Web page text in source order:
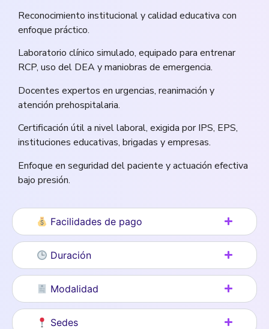
Reconocimiento institucional y calidad educativa con
enfoque práctico.
Laboratorio clínico simulado, equipado para entrenar
RCP, uso del DEA y maniobras de emergencia.
Docentes expertos en urgencias, reanimación y
atención prehospitalaria.
Certificación útil a nivel laboral, exigida por IPS, EPS,
instituciones educativas, brigadas y empresas.
Enfoque en seguridad del paciente y actuación efectiva
bajo presión.
Facilidades de pago
Duración
Modalidad
Sedes